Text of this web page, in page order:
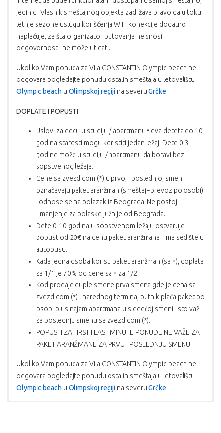
jedinici. Vlasnik smeštajnog objekta zadržava pravo da u toku
letnje sezone uslugu korišćenja WIFI konekcije dodatno
naplaćuje, za šta organizator putovanja ne snosi
odgovornost i ne može uticati.
Ukoliko Vam ponuda za Vila CONSTANTIN Olympic beach ne
odgovara pogledajte ponudu ostalih smeštaja u letovalištu
Olympic beach u Olimpskoj regiji na severu Grčke
DOPLATE I POPUSTI
Uslovi za decu u studiju / apartmanu • dva deteta do 10
godina starosti mogu koristiti jedan ležaj. Dete 0-3
godine može u studiju / apartmanu da boravi bez
sopstvenog ležaja.
Cene sa zvezdicom (*) u prvoj i poslednjoj smeni
označavaju paket aranžman (smeštaj+prevoz po osobi)
i odnose se na polazak iz Beograda. Ne postoji
umanjenje za polaske južnije od Beograda.
Dete 0-10 godina u sopstvenom ležaju ostvaruje
popust od 20€ na cenu paket aranžmana i ima sedište u
autobusu.
Kada jedna osoba koristi paket aranžman (sa *), doplata
za 1/1 je 70% od cene sa * za 1/2.
Kod prodaje duple smene prva smena gde je cena sa
zvezdicom (*) i narednog termina, putnik plaća paket po
osobi plus najam apartmana u sledećoj smeni. Isto važi i
za poslednju smenu sa zvezdicom (*).
POPUSTI ZA FIRST I LAST MINUTE PONUDE NE VAŽE ZA
PAKET ARANŽMANE ZA PRVU I POSLEDNJU SMENU.
Ukoliko Vam ponuda za Vila CONSTANTIN Olympic beach ne
odgovara pogledajte ponudu ostalih smeštaja u letovalištu
Olympic beach u Olimpskoj regiji na severu Grčke